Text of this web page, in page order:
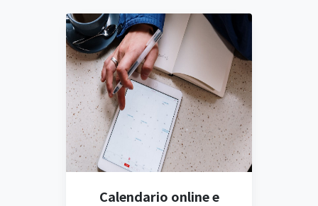
Calendario online e